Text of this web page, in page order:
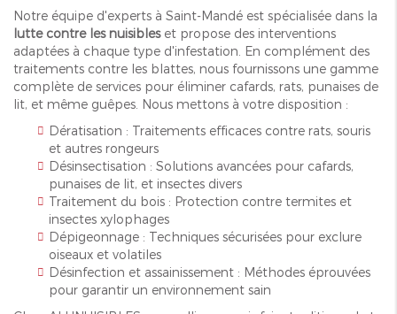
Notre équipe d'experts à Saint-Mandé est spécialisée dans la
lutte contre les nuisibleset propose des interventions
adaptées à chaque type d'infestation. En complément des
traitements contre les blattes, nous fournissons une gamme
complète de services pour éliminer cafards, rats, punaises de
lit, et même guêpes. Nous mettons à votre disposition :
Dératisation : Traitements efficaces contre rats, souris
et autres rongeurs
Désinsectisation : Solutions avancées pour cafards,
punaises de lit, et insectes divers
Traitement du bois : Protection contre termites et
insectes xylophages
Dépigeonnage : Techniques sécurisées pour exclure
oiseaux et volatiles
Désinfection et assainissement : Méthodes éprouvées
pour garantir un environnement sain